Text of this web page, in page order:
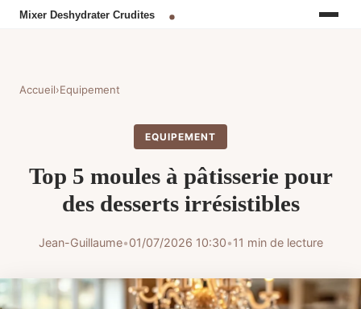
Accueil›Equipement
EQUIPEMENT
Top 5 moules à pâtisserie pour
des desserts irrésistibles
Jean-Guillaume•01/07/2026 10:30•11 min de lecture